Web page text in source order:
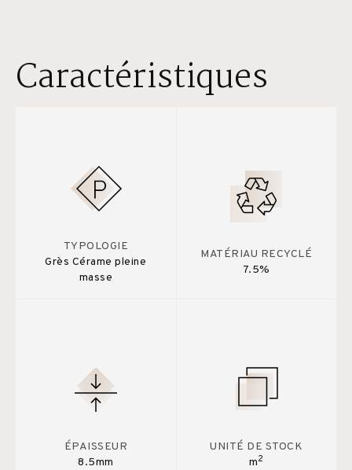
Caractéristiques
TYPOLOGIE
Grès Cérame pleine
masse
MATÉRIAU RECYCLÉ
7.5%
ÉPAISSEUR
8.5mm
UNITÉ DE STOCK
m2